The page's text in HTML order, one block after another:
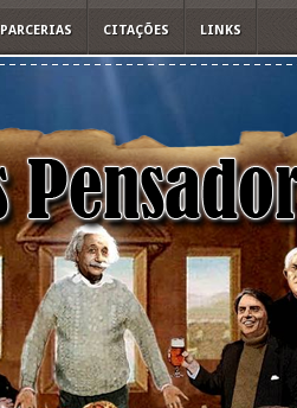
PARCERIAS CITAÇÕES LINKS